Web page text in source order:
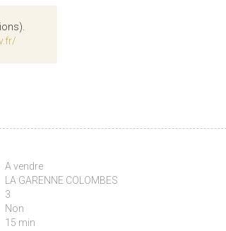
A vendre
LA GARENNE COLOMBES
3
Non
15 min